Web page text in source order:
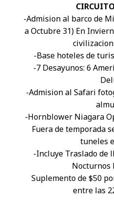
-Admision al barco de
a Octubre 31) En
-Base hoteles de
-7 Desayunos: 6
-Admision al Safari
-Hornblower Niagara
Fuera de temporada
tuneles
-Incluye Traslado de
Nocturnos
Suplemento de $50
entre las